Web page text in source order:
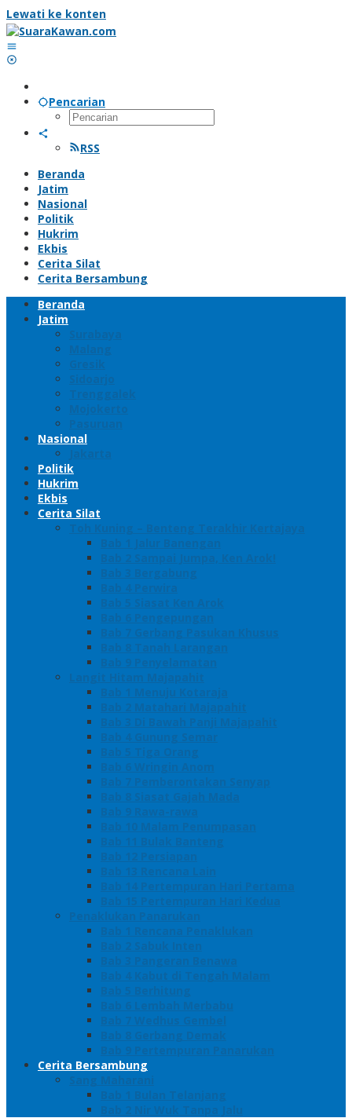
Lewati ke konten
Pencarian
RSS
Beranda
Jatim
Nasional
Politik
Hukrim
Ekbis
Cerita Silat
Cerita Bersambung
Beranda
Jatim
Surabaya
Malang
Gresik
Sidoarjo
Trenggalek
Mojokerto
Pasuruan
Nasional
Jakarta
Politik
Hukrim
Ekbis
Cerita Silat
Toh Kuning – Benteng Terakhir Kertajaya
Bab 1 Jalur Banengan
Bab 2 Sampai Jumpa, Ken Arok!
Bab 3 Bergabung
Bab 4 Perwira
Bab 5 Siasat Ken Arok
Bab 6 Pengepungan
Bab 7 Gerbang Pasukan Khusus
Bab 8 Tanah Larangan
Bab 9 Penyelamatan
Langit Hitam Majapahit
Bab 1 Menuju Kotaraja
Bab 2 Matahari Majapahit
Bab 3 Di Bawah Panji Majapahit
Bab 4 Gunung Semar
Bab 5 Tiga Orang
Bab 6 Wringin Anom
Bab 7 Pemberontakan Senyap
Bab 8 Siasat Gajah Mada
Bab 9 Rawa-rawa
Bab 10 Malam Penumpasan
Bab 11 Bulak Banteng
Bab 12 Persiapan
Bab 13 Rencana Lain
Bab 14 Pertempuran Hari Pertama
Bab 15 Pertempuran Hari Kedua
Penaklukan Panarukan
Bab 1 Rencana Penaklukan
Bab 2 Sabuk Inten
Bab 3 Pangeran Benawa
Bab 4 Kabut di Tengah Malam
Bab 5 Berhitung
Bab 6 Lembah Merbabu
Bab 7 Wedhus Gembel
Bab 8 Gerbang Demak
Bab 9 Pertempuran Panarukan
Cerita Bersambung
Sang Maharani
Bab 1 Bulan Telanjang
Bab 2 Nir Wuk Tanpa Jalu